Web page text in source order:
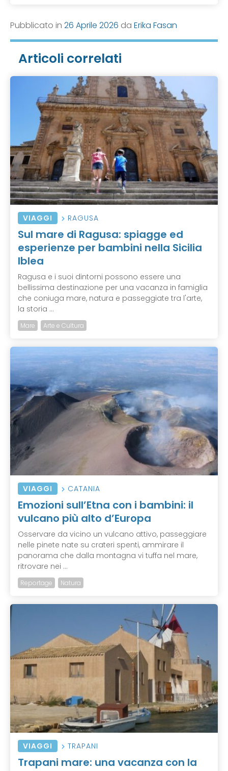
Pubblicato in 26 Aprile 2026 da Erika Fasan
Articoli correlati
VIAGGI RAGUSA
Sul mare di Ragusa: spiagge ed
esperienze per bambini nella Sicilia
Iblea
Ragusa e i suoi dintorni possono essere una
bellissima destinazione per una vacanza in famiglia
che coniuga mare, natura e passeggiate tra l'arte,
la storia ...
Mare Arte e Cultura
VIAGGI CATANIA
Emozioni sull’Etna con i bambini: il
vulcano più alto d’Europa
Osservare da vicino un vulcano attivo, passeggiare
nelle pinete nate su crateri spenti, ammirare il
panorama che dalla montagna vi tuffa nel mare,
ritrovare nei ...
Reportage Natura
VIAGGI TRAPANI
Trapani mare: una vacanza con la